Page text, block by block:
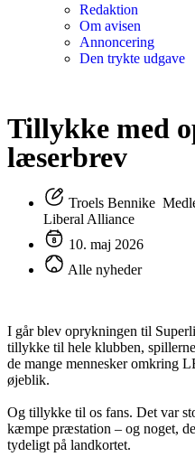
Redaktion
Om avisen
Annoncering
Den trykte udgave
Tillykke med
læserbrev
Troels Bennike
Liberal Alliance
10. maj 2026
Alle nyheder
I går blev oprykningen til
tillykke til hele klubben,
de mange mennesker omkring
øjeblik.
Og tillykke til os fans. Det var
kæmpe præstation – og noget,
tydeligt på landkortet.